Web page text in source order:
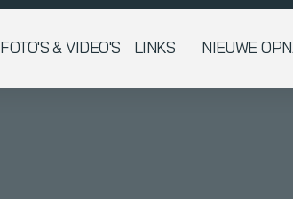
FOTO'S & VIDEO'S LINKS NIEUWE